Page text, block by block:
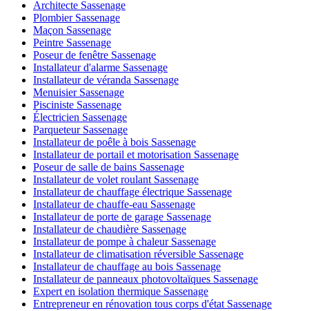
Architecte Sassenage
Plombier Sassenage
Maçon Sassenage
Peintre Sassenage
Poseur de fenêtre Sassenage
Installateur d'alarme Sassenage
Installateur de véranda Sassenage
Menuisier Sassenage
Pisciniste Sassenage
Électricien Sassenage
Parqueteur Sassenage
Installateur de poêle à bois Sassenage
Installateur de portail et motorisation Sassenage
Poseur de salle de bains Sassenage
Installateur de volet roulant Sassenage
Installateur de chauffage électrique Sassenage
Installateur de chauffe-eau Sassenage
Installateur de porte de garage Sassenage
Installateur de chaudière Sassenage
Installateur de pompe à chaleur Sassenage
Installateur de climatisation réversible Sassenage
Installateur de chauffage au bois Sassenage
Installateur de panneaux photovoltaïques Sassenage
Expert en isolation thermique Sassenage
Entrepreneur en rénovation tous corps d'état Sassenage